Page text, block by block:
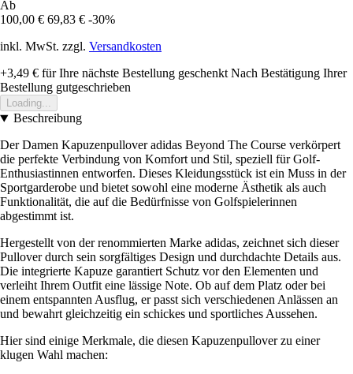
Ab
100,00 € 69,83 € -30%
inkl. MwSt. zzgl. Versandkosten
+3,49 € für Ihre nächste Bestellung geschenkt Nach Bestätigung Ihrer
Bestellung gutgeschrieben
Loading...
Beschreibung
Der Damen Kapuzenpullover adidas Beyond The Course verkörpert
die perfekte Verbindung von Komfort und Stil, speziell für Golf-
Enthusiastinnen entworfen. Dieses Kleidungsstück ist ein Muss in der
Sportgarderobe und bietet sowohl eine moderne Ästhetik als auch
Funktionalität, die auf die Bedürfnisse von Golfspielerinnen
abgestimmt ist.
Hergestellt von der renommierten Marke adidas, zeichnet sich dieser
Pullover durch sein sorgfältiges Design und durchdachte Details aus.
Die integrierte Kapuze garantiert Schutz vor den Elementen und
verleiht Ihrem Outfit eine lässige Note. Ob auf dem Platz oder bei
einem entspannten Ausflug, er passt sich verschiedenen Anlässen an
und bewahrt gleichzeitig ein schickes und sportliches Aussehen.
Hier sind einige Merkmale, die diesen Kapuzenpullover zu einer
klugen Wahl machen: